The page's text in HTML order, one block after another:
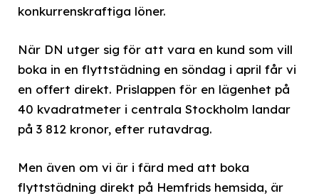
konkurrenskraftiga löner.
När DN utger sig för att vara en kund som vill
boka in en flyttstädning en söndag i april får vi
en offert direkt. Prislappen för en lägenhet på
40 kvadratmeter i centrala Stockholm landar
på 3 812 kronor, efter rutavdrag.
Men även om vi är i färd med att boka
flyttstädning direkt på Hemfrids hemsida, är